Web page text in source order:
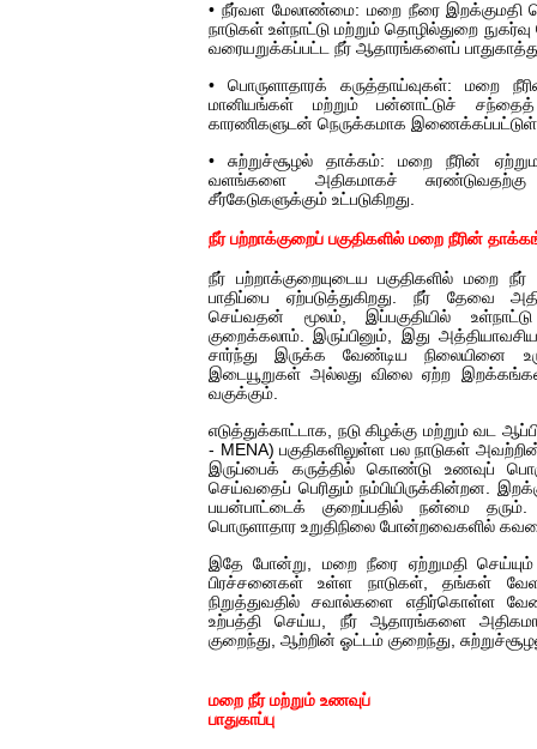
• நீர்வள மேலாண்மை: மறை நீரை இறக்குமதி
நாடுகள் உள்நாட்டு மற்றும் தொழில்துறை
வரையறுக்கப்பட்ட நீர் ஆதாரங்களைப்
• பொருளாதாரக் கருத்தாய்வுகள்:
மானியங்கள் மற்றும் பன்னாட்டுச்
காரணிகளுடன் நெருக்கமாக
• சுற்றுச்சூழல் தாக்கம்: மறை நீரின்
வளங்களை அதிகமாகச் சுரண்டுவதற்கு
சீர்கேடுகளுக்கும் உட்படுகிறது.
நீர் பற்றாக்குறைப் பகுதிகளில் மறை நீரின்
நீர் பற்றாக்குறையுடைய பகுதிகளில் மறை
பாதிப்பை ஏற்படுத்துகிறது. நீர் தேவை
செய்வதன் மூலம், இப்பகுதியில்
குறைக்கலாம். இருப்பினும், இது
சார்ந்து இருக்க வேண்டிய நிலையினை
இடையூறுகள் அல்லது விலை ஏற்ற
வகுக்கும்.
எடுத்துக்காட்டாக, நடு கிழக்கு மற்றும் வட
- MENA) பகுதிகளிலுள்ள பல நாடுகள்
இருப்பைக் கருத்தில் கொண்டு உணவுப்
செய்வதைப் பெரிதும் நம்பியிருக்கின்றன.
பயன்பாட்டைக் குறைப்பதில் நன்மை தரும்.
பொருளாதார உறுதிநிலை போன்றவைகளில்
இதே போன்று, மறை நீரை ஏற்றுமதி செய்யும்
பிரச்சனைகள் உள்ள நாடுகள், தங்கள்
நிறுத்துவதில் சவால்களை எதிர்கொள்ள
உற்பத்தி செய்ய, நீர் ஆதாரங்களை
குறைந்து, ஆற்றின் ஓட்டம் குறைந்து,
மறை நீர் மற்றும் உணவுப்
பாதுகாப்பு